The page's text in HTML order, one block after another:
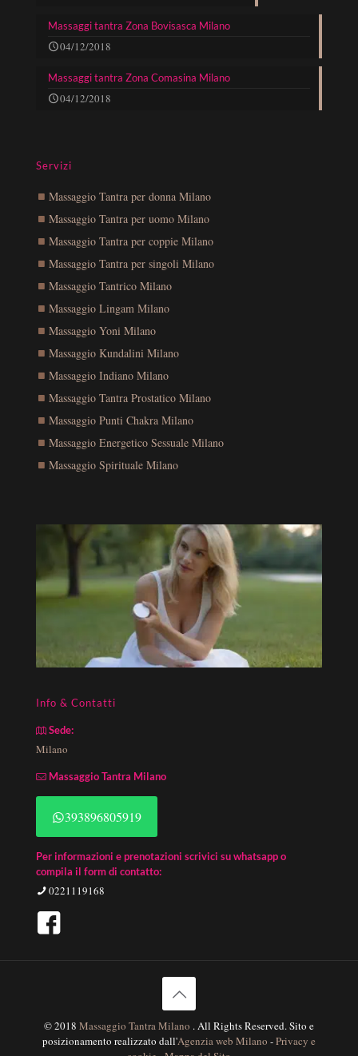
Massaggi tantra Zona Bovisasca Milano
04/12/2018
Massaggi tantra Zona Comasina Milano
04/12/2018
Servizi
Massaggio Tantra per donna Milano
Massaggio Tantra per uomo Milano
Massaggio Tantra per coppie Milano
Massaggio Tantra per singoli Milano
Massaggio Tantrico Milano
Massaggio Lingam Milano
Massaggio Yoni Milano
Massaggio Kundalini Milano
Massaggio Indiano Milano
Massaggio Tantra Prostatico Milano
Massaggio Punti Chakra Milano
Massaggio Energetico Sessuale Milano
Massaggio Spirituale Milano
Info & Contatti
Sede:
Milano
Massaggio Tantra Milano
393896805919
Per informazioni e prenotazioni scrivici su whatsapp o
compila il form di contatto:
0221119168
© 2018 Massaggio Tantra Milano . All Rights Reserved. Sito e
posizionamento realizzato dall'Agenzia web Milano -Privacy e